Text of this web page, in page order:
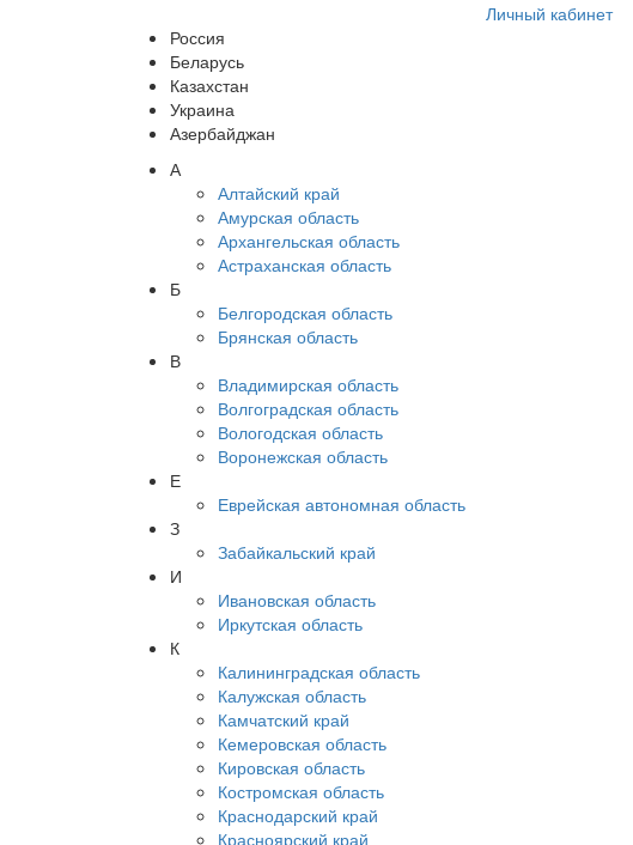
Личный кабинет
Россия
Беларусь
Казахстан
Украина
Азербайджан
А
Алтайский край
Амурская область
Архангельская область
Астраханская область
Б
Белгородская область
Брянская область
В
Владимирская область
Волгоградская область
Вологодская область
Воронежская область
Е
Еврейская автономная область
З
Забайкальский край
И
Ивановская область
Иркутская область
К
Калининградская область
Калужская область
Камчатский край
Кемеровская область
Кировская область
Костромская область
Краснодарский край
Красноярский край